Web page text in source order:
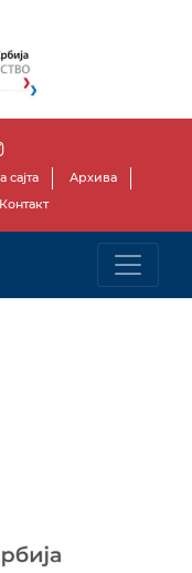
сајта
Архива
Контакт